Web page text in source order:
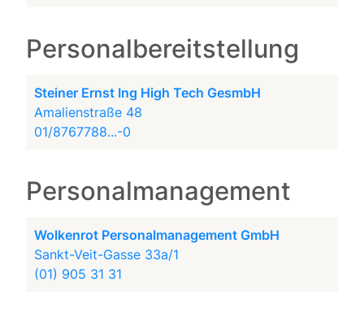
Personalbereitstellung
Steiner Ernst Ing High Tech GesmbH
Amalienstraße 48
01/8767788...-0
Personalmanagement
Wolkenrot Personalmanagement GmbH
Sankt-Veit-Gasse 33a/1
(01) 905 31 31